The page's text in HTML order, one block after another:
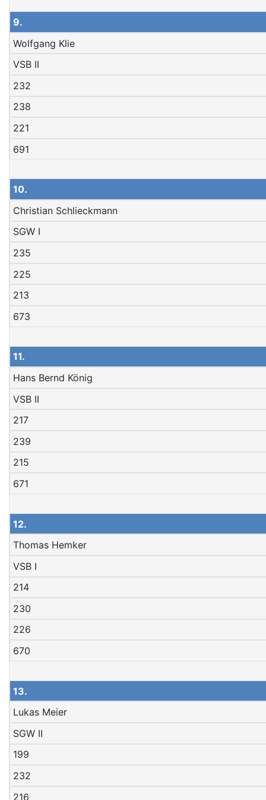
9.
Wolfgang Klie
VSB II
232
238
221
691
10.
Christian Schlieckmann
SGW I
235
225
213
673
11.
Hans Bernd König
VSB II
217
239
215
671
12.
Thomas Hemker
VSB I
214
230
226
670
13.
Lukas Meier
SGW II
199
232
216